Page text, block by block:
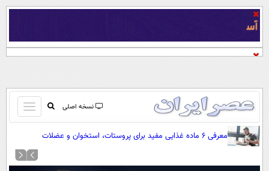
نسخه اصلی
باز
و
کردن
صفحه اول
آرشیو
معرفی ۶ ماده غذایی مفید برای پروستات، استخوان و عضلات